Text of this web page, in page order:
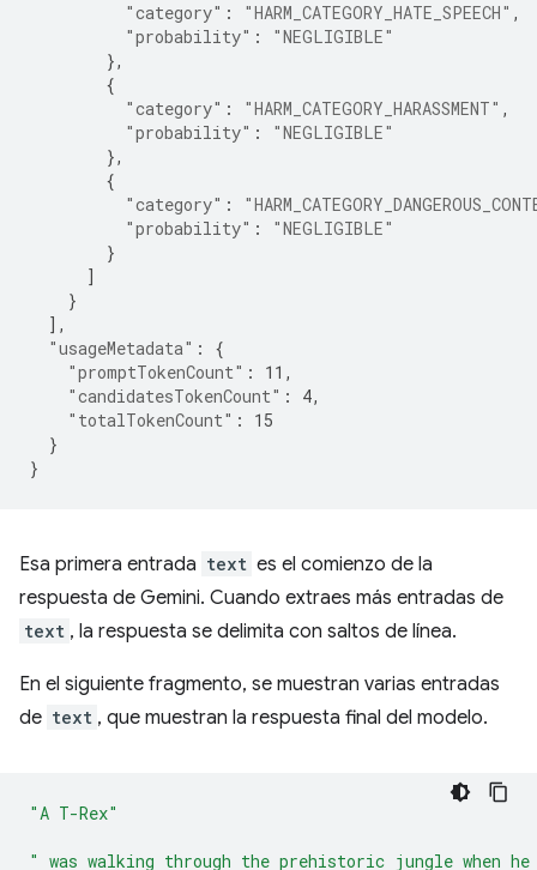
"category" : "HARM_CATEGORY_HATE_SPEECH" ,
"probability" :
"NEGLIGIBLE"
},
{
"category" : "HARM_CATEGORY_HARASSMENT" ,
"probability" :
"NEGLIGIBLE"
},
{
"category" :
"probability" :
"NEGLIGIBLE"
}
]
}
],
"usageMetadata" :
{
"promptTokenCount" : 11 ,
"candidatesTokenCount" : 4,
"totalTokenCount" :
15
}
}
Esa primera entrada text es el comienzo de la
respuesta de Gemini. Cuando extraes más entradas de
text , la respuesta se delimita con saltos de línea.
En el siguiente fragmento, se muestran varias entradas
de text , que muestran la respuesta final del modelo.
"A T-Rex"
" was walking through the prehistoric jungle when